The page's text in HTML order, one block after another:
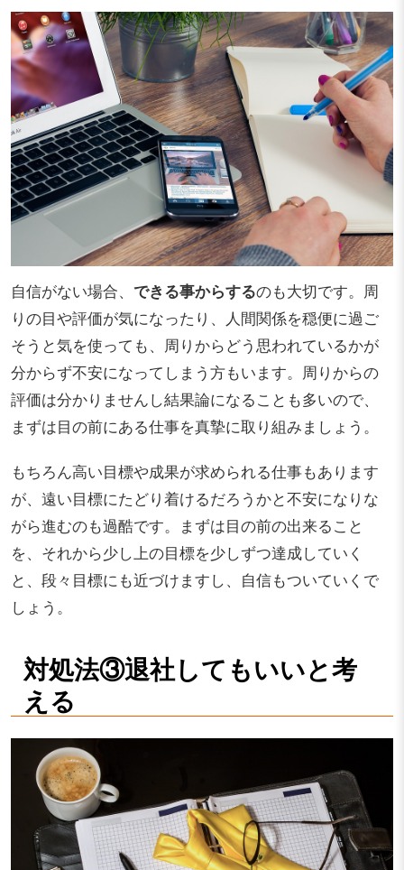
自信がない場合、 できる事からするのも大切です。周
りの目や評価が気になったり、人間関係を穏便に過ご
そうと気を使っても、周りからどう思われているかが
分からず不安になってしまう方もいます。周りからの
評価は分かりませんし結果論になることも多いので、
まずは目の前にある仕事を真摯に取り組みましょう。
もちろん高い目標や成果が求められる仕事もあります
が、遠い目標にたどり着けるだろうかと不安になりな
がら進むのも過酷です。まずは目の前の出来ること
を、それから少し上の目標を少しずつ達成していく
と、段々目標にも近づけますし、自信もついていくで
しょう。
対処法③退社してもいいと考
える